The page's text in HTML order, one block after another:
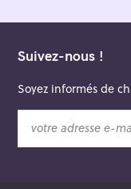
Suivez-nous !
Soyez informés de
t